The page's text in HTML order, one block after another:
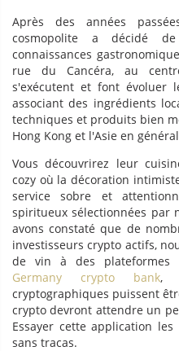
Après des années
cosmopolite a décidé
connaissances
rue du Cancéra, au
s'exécutent et font évoluer
associant des ingrédients
techniques et produits bien
Hong Kong et l'Asie en
Vous découvrirez leur
cozy où la décoration
service sobre et
spiritueux sélectionnées par
avons constaté que de
investisseurs crypto actifs,
de vin à des plateformes
Germany crypto bank,
cryptographiques puissent
crypto devront attendre un
Essayer cette application
sans tracas.